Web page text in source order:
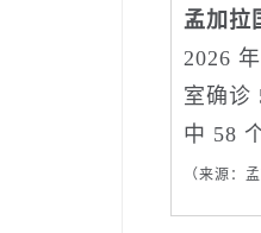
孟加拉
2026
室确诊
中 58
（来源：